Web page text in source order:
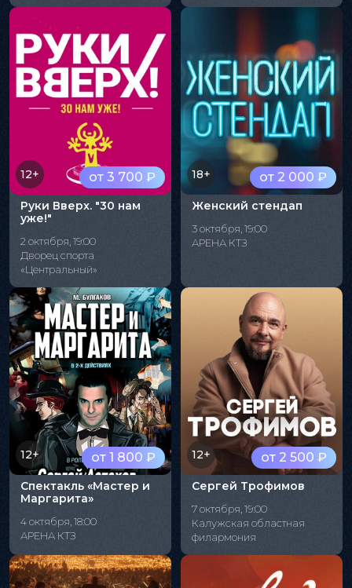
от 3 700 ₽
12+
Руки Вверх. "30 нам
уже!"
2 октября, 19:00
Дворец спорта
«Центральный»
от 2 000 ₽
18+
Женский стендап
3 октября, 19:00
АРЕНА КТЗ
от 1 800 ₽
12+
Спектакль «Мастер и
Маргарита»
4 октября, 18:00
АРЕНА КТЗ
от 2 500 ₽
12+
Сергей Трофимов
7 октября, 19:00
Калужская областная
филармония